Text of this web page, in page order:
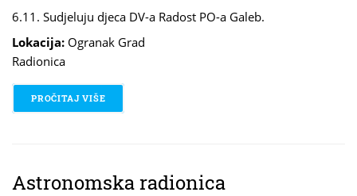
6.11. Sudjeluju djeca DV-a Radost PO-a Galeb.
Lokacija: Ogranak Grad
Radionica
PROČITAJ VIŠE
Astronomska radionica